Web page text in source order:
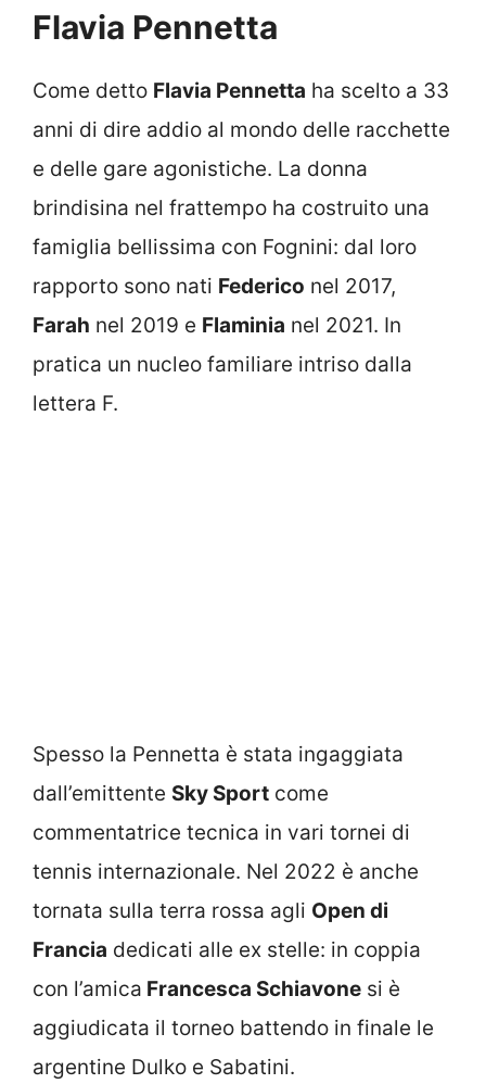
Flavia Pennetta
Come detto Flavia Pennetta ha scelto a 33
anni di dire addio al mondo delle racchette
e delle gare agonistiche. La donna
brindisina nel frattempo ha costruito una
famiglia bellissima con Fognini: dal loro
rapporto sono nati Federico nel 2017,
Farah nel 2019 e Flaminia nel 2021. In
pratica un nucleo familiare intriso dalla
lettera F.
Spesso la Pennetta è stata ingaggiata
dall’emittente Sky Sport come
commentatrice tecnica in vari tornei di
tennis internazionale. Nel 2022 è anche
tornata sulla terra rossa agli Open di
Francia dedicati alle ex stelle: in coppia
con l’amica Francesca Schiavone si è
aggiudicata il torneo battendo in finale le
argentine Dulko e Sabatini.